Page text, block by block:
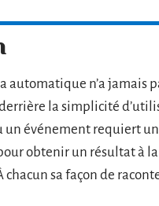
automatique n’a jamais
la simplicité
un événement requiert
obtenir un résultat à
sa façon de